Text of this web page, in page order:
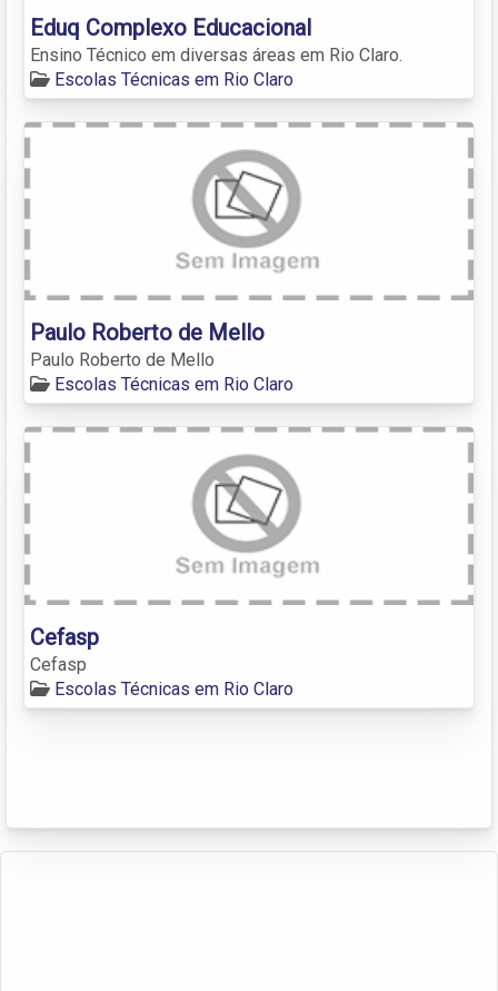
Eduq Complexo Educacional
Ensino Técnico em diversas áreas em Rio Claro.
Escolas Técnicas em Rio Claro
Paulo Roberto de Mello
Paulo Roberto de Mello
Escolas Técnicas em Rio Claro
Cefasp
Cefasp
Escolas Técnicas em Rio Claro